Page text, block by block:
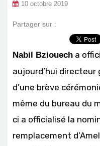
10 octobre 2019
Partager sur :
Nabil Bziouech a
aujourd’hui directeur
d’une brève
même du bureau du
ci a officialisé la
remplacement